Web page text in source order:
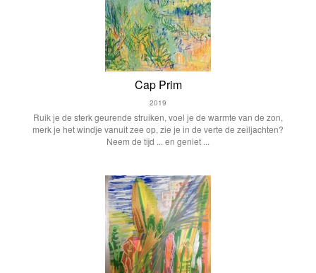
Cap Prim
2019
Ruik je de sterk geurende struiken, voel je de warmte van de zon,
merk je het windje vanuit zee op, zie je in de verte de zeiljachten?
Neem de tijd ... en geniet ...